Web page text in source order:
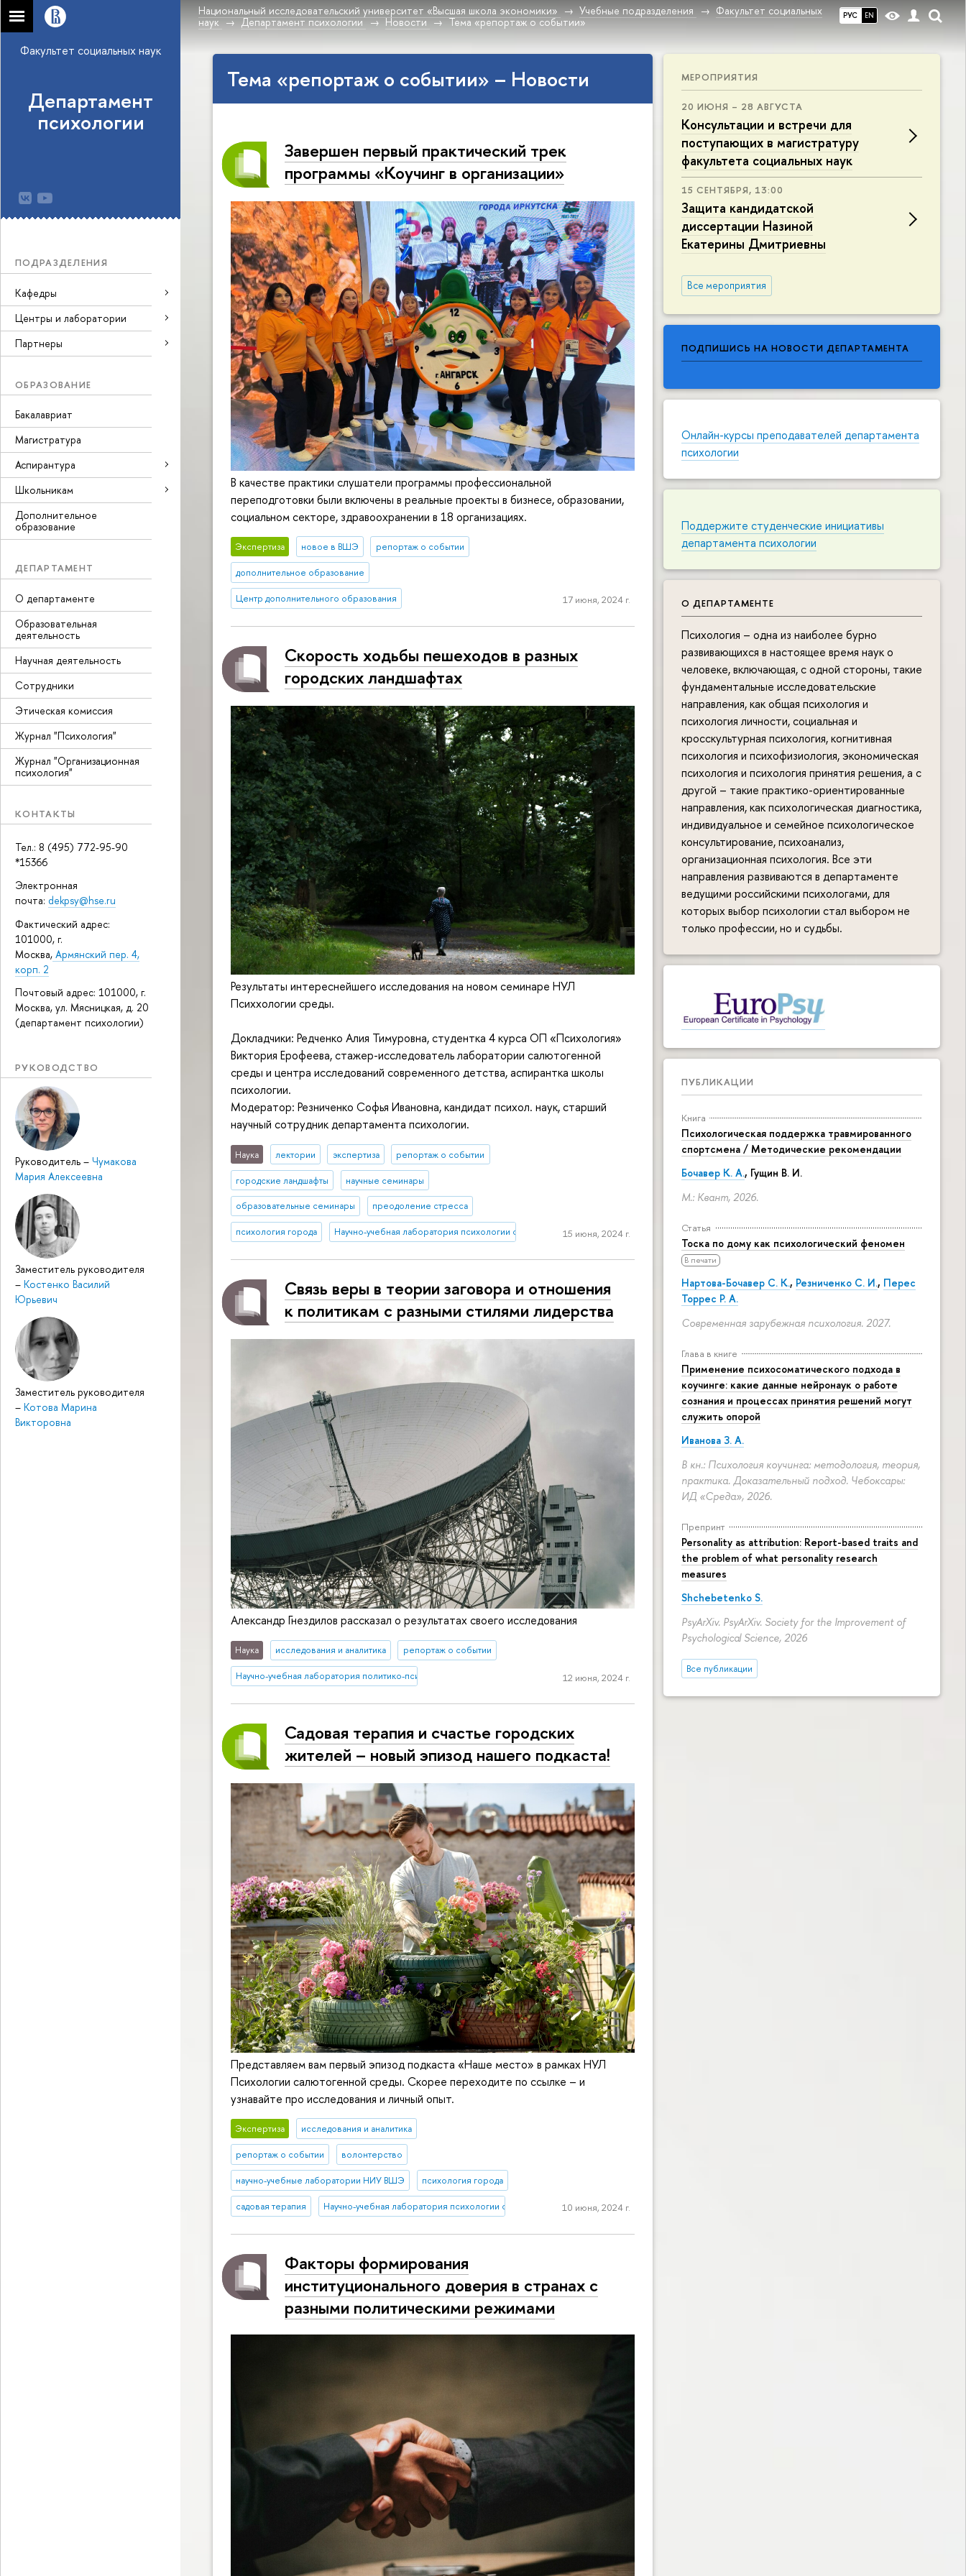
РУС EN
Национальный исследовательский университет «Высшая школа экономики» Учебные подразделения
Факультет социальных
наук
Департамент психологии Новости Тема «репортаж о событии»
Факультет социальных наук
Департамент
психологии
ПОДРАЗДЕЛЕНИЯ
Кафедры
Центры и лаборатории
Партнеры
ОБРАЗОВАНИЕ
Бакалавриат
Магистратура
Аспирантура
Школьникам
Дополнительное
образование
ДЕПАРТАМЕНТ
О департаменте
Образовательная
деятельность
Научная деятельность
Сотрудники
Этическая комиссия
Журнал "Психология"
Журнал "Организационная
психология"
КОНТАКТЫ
Тел.: 8 (495) 772-95-90
*15366
Электронная
почта: dekpsy@hse.ru
Фактический адрес:
101000, г.
Москва, Армянский пер. 4,
корп. 2
Почтовый адрес: 101000, г.
Москва, ул. Мясницкая, д. 20
(департамент психологии)
РУКОВОДСТВО
Руководитель – Чумакова
Мария Алексеевна
Заместитель руководителя
– Костенко Василий
Юрьевич
Заместитель руководителя
– Котова Марина
Викторовна
МЕРОПРИЯТИЯ
20 ИЮНЯ – 28 АВГУСТА
Консультации и встречи для
поступающих в магистратуру
факультета социальных наук
15 СЕНТЯБРЯ, 13:00
Защита кандидатской
диссертации Назиной
Екатерины Дмитриевны
Все мероприятия
ПОДПИШИСЬ НА НОВОСТИ ДЕПАРТАМЕНТА
Онлайн-курсы преподавателей департамента
психологии
Поддержите студенческие инициативы
департамента психологии
О ДЕПАРТАМЕНТЕ
Психология – одна из наиболее бурно
развивающихся в настоящее время наук о
человеке, включающая, с одной стороны, такие
фундаментальные исследовательские
направления, как общая психология и
психология личности, социальная и
кросскультурная психология, когнитивная
психология и психофизиология, экономическая
психология и психология принятия решения, а с
другой – такие практико-ориентированные
направления, как психологическая диагностика,
индивидуальное и семейное психологическое
консультирование, психоанализ,
организационная психология. Все эти
направления развиваются в департаменте
ведущими российскими психологами, для
которых выбор психологии стал выбором не
только профессии, но и судьбы.
ПУБЛИКАЦИИ
Книга
Психологическая поддержка травмированного
спортсмена / Методические рекомендации
Бочавер К. А., Гущин В. И.
М.: Квант, 2026.
Статья
Тоска по дому как психологический феномен
В печати
Нартова-Бочавер С. К., Резниченко С. И., Перес
Торрес Р. А.
Современная зарубежная психология. 2027.
Глава в книге
Применение психосоматического подхода в
коучинге: какие данные нейронаук о работе
сознания и процессах принятия решений могут
служить опорой
Иванова З. А.
В кн.: Психология коучинга: методология, теория,
практика. Доказательный подход. Чебоксары:
ИД «Среда», 2026.
Препринт
Personality as attribution: Report-based traits and
the problem of what personality research
measures
Shchebetenko S.
PsyArXiv. PsyArXiv. Society for the Improvement of
Psychological Science, 2026
Все публикации
Тема «репортаж о событии» – Новости
Завершен первый практический трек
программы «Коучинг в организации»
В качестве практики слушатели программы профессиональной
переподготовки были включены в реальные проекты в бизнесе, образовании,
социальном секторе, здравоохранении в 18 организациях.
Экспертиза новое в ВШЭ репортаж о событии
дополнительное образование
Центр дополнительного образования 17 июня, 2024 г.
Скорость ходьбы пешеходов в разных
городских ландшафтах
Результаты интереснейшего исследования на новом семинаре НУЛ
Психхологии среды.
Докладчики: Редченко Алия Тимуровна, студентка 4 курса ОП «Психология»
Виктория Ерофеева, стажер-исследователь лаборатории салютогенной
среды и центра исследований современного детства, аспирантка школы
психологии.
Модератор: Резниченко Софья Ивановна, кандидат психол. наук, старший
научный сотрудник департамента психологии.
Наука лектории экспертиза репортаж о событии
городские ландшафты научные семинары
образовательные семинары преодоление стресса
психология города Научно-учебная лаборатория психологии салютогенной среды
15 июня, 2024 г.
Связь веры в теории заговора и отношения
к политикам с разными стилями лидерства
Александр Гнездилов рассказал о результатах своего исследования
Наука исследования и аналитика репортаж о событии
Научно-учебная лаборатория политико-психологических исследований 12 июня, 2024 г.
Садовая терапия и счастье городских
жителей – новый эпизод нашего подкаста!
Представляем вам первый эпизод подкаста «Наше место» в рамках НУЛ
Психологии салютогенной среды. Скорее переходите по ссылке – и
узнавайте про исследования и личный опыт.
Экспертиза исследования и аналитика
репортаж о событии волонтерство
научно-учебные лаборатории НИУ ВШЭ психология города
садовая терапия Научно-учебная лаборатория психологии салютогенной среды10 июня, 2024 г.
Факторы формирования
институционального доверия в странах с
разными политическими режимами